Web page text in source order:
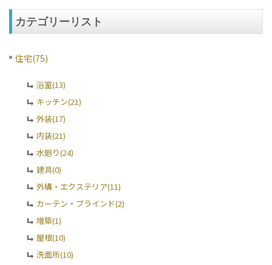
カテゴリーリスト
住宅(75)
浴室(13)
キッチン(21)
外装(17)
内装(21)
水廻り(24)
建具(0)
外構・エクステリア(11)
カーテン・ブラインド(2)
増築(1)
屋根(10)
洗面所(10)